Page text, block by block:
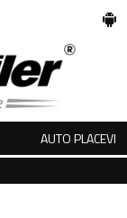
AUTO PLACEVI